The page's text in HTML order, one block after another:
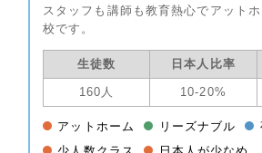
スタッフも講師も教育熱心でアット
校です。
生徒数 日本人比率
160人 10-20%
アットホーム リーズナブル